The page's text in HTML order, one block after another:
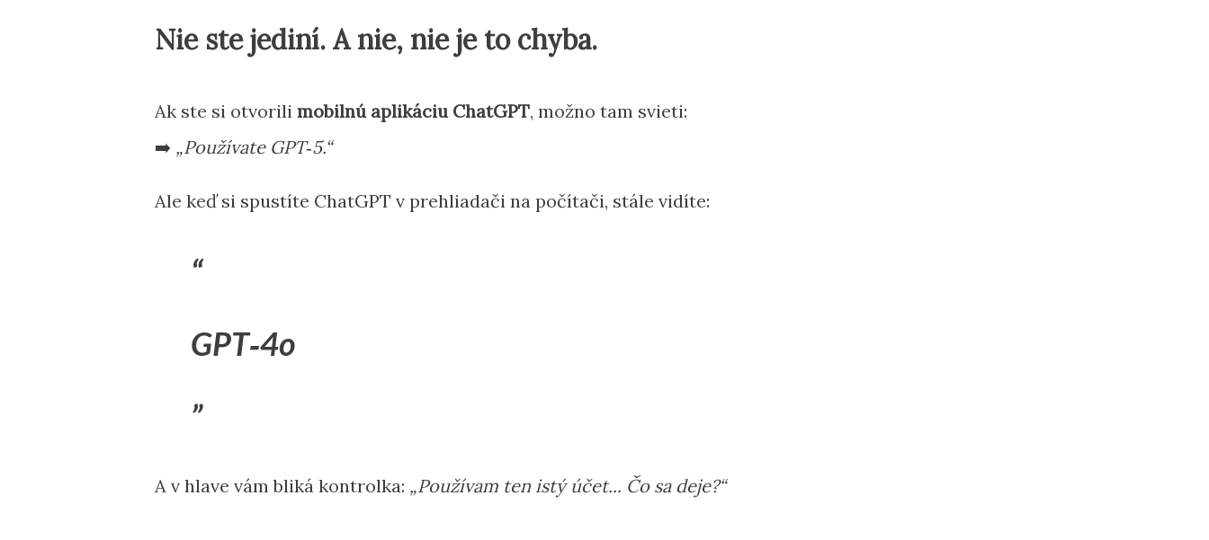
Nie ste jediní. A nie, nie je to chyba.
Ak ste si otvorili mobilnú aplikáciu ChatGPT, možno tam svieti:
➡️ „Používate GPT‑5.“
Ale keď si spustíte ChatGPT v prehliadači na počítači, stále vidíte:
GPT‑4o
A v hlave vám bliká kontrolka: „Používam ten istý účet... Čo sa deje?“